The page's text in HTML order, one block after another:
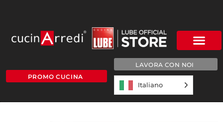
PROMO CUCINA
LAVORA CON NOI
Italiano